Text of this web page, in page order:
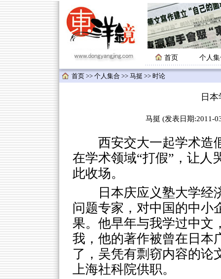
首页 个人
首页 >> 个人集合 >> 马挺 >> 时论
日
马挺 (发表日期:2011-
西安交大一起学术造
在学术领域“打假”，让人
此收场。
日本庆应义塾大学经
问题专家，对中国的中小
果。他早年与我学过中文
我，他的著作被曾在日本
了，吴凭有剽窃内容的论
上海社科院供职。